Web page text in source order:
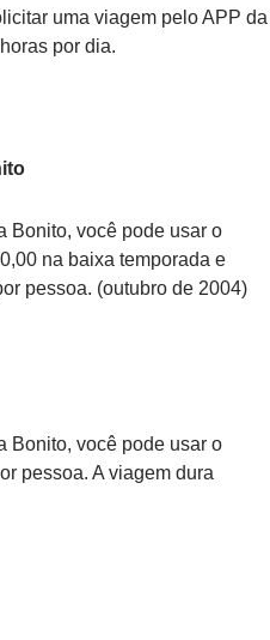
uma viagem pelo APP da
por dia.
Bonito, você pode usar o
na baixa temporada e
pessoa. (outubro de 2004)
Bonito, você pode usar o
pessoa. A viagem dura